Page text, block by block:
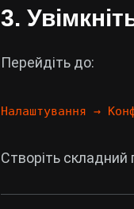
3.
Перейдіть до:
Налаштування →
Створіть складний